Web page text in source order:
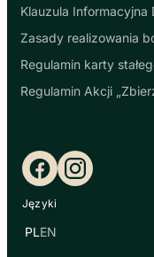
Klauzula
Zasady realizowania
Regulamin karty
Regulamin Akcji
FacebookInstagram
Języki
PLEN